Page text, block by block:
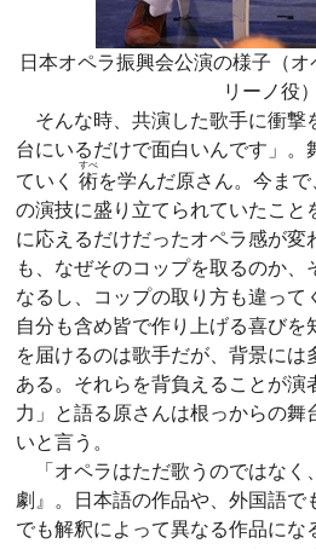
日本オペラ振興会公演の様子（
リーノ役）
そんな時、共演した歌手に衝撃
台にいるだけで面白いんです」。
ていく術
すべ
を学んだ原さん。今ま
の演技に盛り立てられていたこと
に応えるだけだったオペラ感が変
も、なぜそのコップを取るのか
なるし、コップの取り方も違って
自分も含め皆で作り上げる喜びを
を届けるのは歌手だが、背景には
ある。それらを背負えることが演
力」と語る原さんは根っからの舞
いと言う。
「オペラはただ歌うのではなく
劇』。日本語の作品や、外国語で
でも解釈によって異なる作品にな